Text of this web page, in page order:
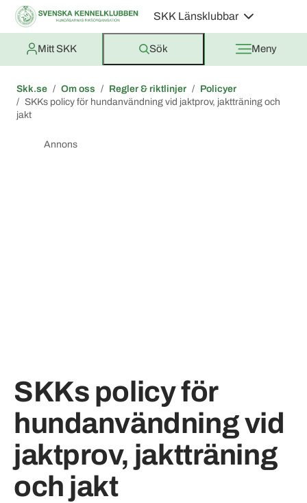
SKK Länsklubbar
Mitt SKK Sök Meny
Skk.se Om oss Regler & riktlinjer
Policyer
SKKs policy för hundanvändning vid jaktprov, jaktträning och
jakt
Annons
SKKs policy för
hundanvändning vid
jaktprov, jaktträning
och jakt